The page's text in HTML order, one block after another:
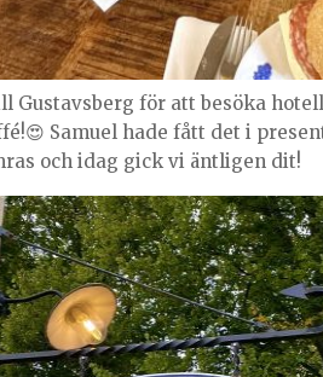
Gustavsberg för att besöka
Samuel hade fått det i
och idag gick vi äntligen dit!